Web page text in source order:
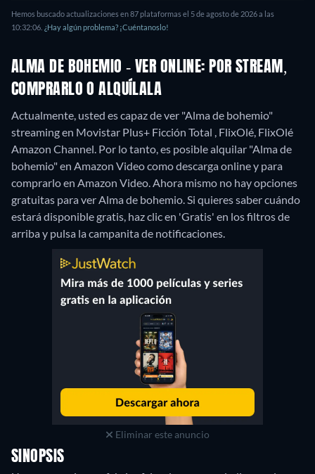
Hemos buscado actualizaciones en 87 plataformas el 5 de agosto de 2026 a las
10:32:06. ¿Hay algún problema? ¡Cuéntanoslo!
ALMA DE BOHEMIO - VER ONLINE: POR STREAM,
COMPRARLO O ALQUÍLALA
Actualmente, usted es capaz de ver "Alma de bohemio"
streaming en Movistar Plus+ Ficción Total , FlixOlé, FlixOlé
Amazon Channel. Por lo tanto, es posible alquilar "Alma de
bohemio" en Amazon Video como descarga online y para
comprarlo en Amazon Video.Ahora mismo no hay opciones
gratuitas para ver Alma de bohemio. Si quieres saber cuándo
estará disponible gratis, haz clic en 'Gratis' en los filtros de
arriba y pulsa la campanita de notificaciones.
Eliminar este anuncio
SINOPSIS